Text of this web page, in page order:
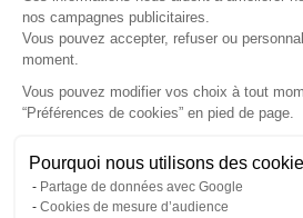
nos campagnes publicitaires.
Vous pouvez accepter, refuser ou
moment.
Vous pouvez modifier vos choix à tout
“Préférences de cookies” en pied de page.
Pourquoi nous utilisons des
Partage de données avec Google
Cookies de mesure d’audience
Gérer mes cookies
© Copyright 2026 France Galerie.